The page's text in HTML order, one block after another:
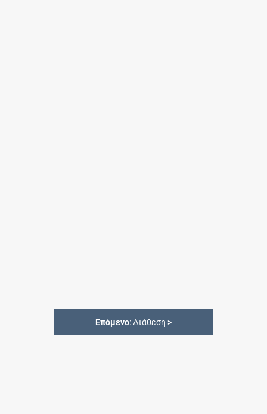
Επόμενο: Διάθεση >